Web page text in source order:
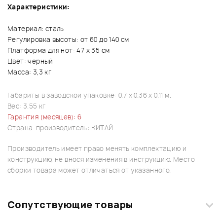
Характеристики:
Материал: сталь
Регулировка высоты: от 60 до 140 см
Платформа для нот: 47 х 35 см
Цвет: черный
Масса: 3,3 кг
Габариты в заводской упаковке: 0.7 x 0.36 x 0.11 м.
Вес: 3.55 кг
Гарантия (месяцев): 6
Страна-производитель: КИТАЙ
Производитель имеет право менять комплектацию и
конструкцию, не внося изменения в инструкцию. Место
сборки товара может отличаться от указанного.
Сопутствующие товары